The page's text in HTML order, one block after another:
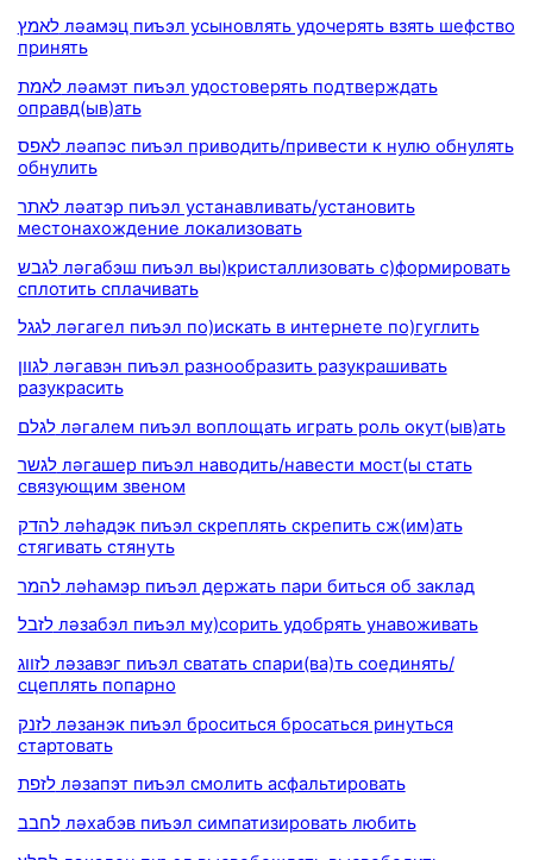
לאמץ ләамэц пиъэл усыновлять удочерять взять шефство
принять
לאמת ләамэт пиъэл удостоверять подтверждать
оправд(ыв)ать
לאפס ләапэс пиъэл приводить/привести к нулю обнулять
обнулить
לאתר ләатэр пиъэл устанавливать/установить
местонахождение локализовать
לגבש ләгабэш пиъэл вы)кристаллизовать с)формировать
сплотить сплачивать
לגגל ләгагел пиъэл по)искать в интернете по)гуглить
לגוון ләгавэн пиъэл разнообразить разукрашивать
разукрасить
לגלם ләгалем пиъэл воплощать играть роль окут(ыв)ать
לגשר ләгашер пиъэл наводить/навести мост(ы стать
связующим звеном
להדק ләhадэк пиъэл скреплять скрепить сж(им)ать
стягивать стянуть
להמר ләhамэр пиъэл держать пари биться об заклад
לזבל ләзабэл пиъэл му)сорить удобрять унавоживать
לזווג ләзавэг пиъэл сватать спари(ва)ть соединять/
сцеплять попарно
לזנק ләзанэк пиъэл броситься бросаться ринуться
стартовать
לזפת ләзапэт пиъэл смолить асфальтировать
לחבב ләхабэв пиъэл симпатизировать любить